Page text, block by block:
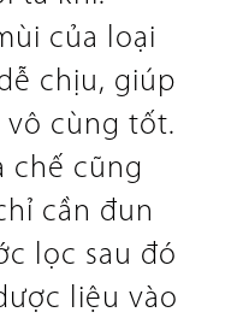
của loại
chịu, giúp
cùng tốt.
chế cũng
cần đun
lọc sau đó
liệu vào